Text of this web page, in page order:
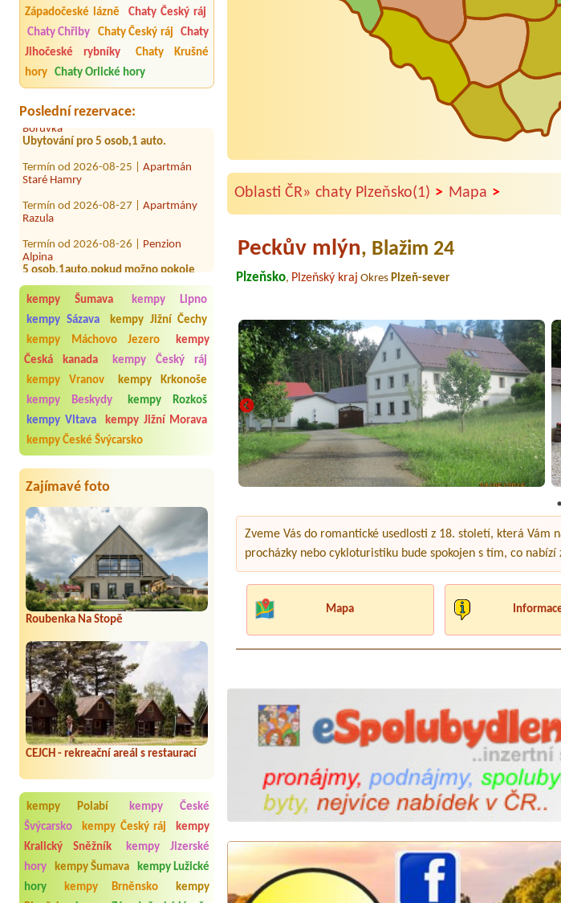
Západočeské lázně
Chaty Český ráj
Chaty Chřiby
Chaty Český ráj
Chaty
Jihočeské rybníky
Chaty Krušné
hory Chaty Orlické hory
Poslední rezervace:
Termín od 2026-09-25 |Chalupa Na
11 osob / 6 pokojů/ 4 auta
Borůvka
Ubytování pro 5 osob,1 auto.
Staré Hamry
Razula
Alpina
5 osob,1auto,pokud možno pokoje
vedle sebe.
Termín od 2026-08-26 | Apartmán
Staré Hamry
5 osob,1 auto.
kempy Šumava
kempy Lipno
kempy Sázava
kempy Jižní Čechy
kempy Máchovo Jezero
kempy
Česká kanada
kempy Český ráj
kempy Vranov
kempy Krkonoše
kempy Beskydy
kempy Rozkoš
kempy Vltava
kempy Jižní Morava
kempy České Švýcarsko
Zajímavé foto
Roubenka Na Stopě
CEJCH - rekreační areál s restaurací
kempy Polabí
kempy České
Švýcarsko
kempy Český ráj
kempy
Kralický Sněžník
kempy Jizerské
hory
kempy Šumava
kempy Lužické
hory
kempy Brněnsko
kempy
Oblasti ČR» chaty Plzeňsko(1) > Mapa >
Peckův mlýn, Blažim 24
Plzeňsko, Plzeňský kraj Okres Plzeň-sever
Zveme Vás do romantické usedlosti z 18. století, která Vám
procházky nebo cykloturistiku bude spokojen s tím, co nabízí
Mapa